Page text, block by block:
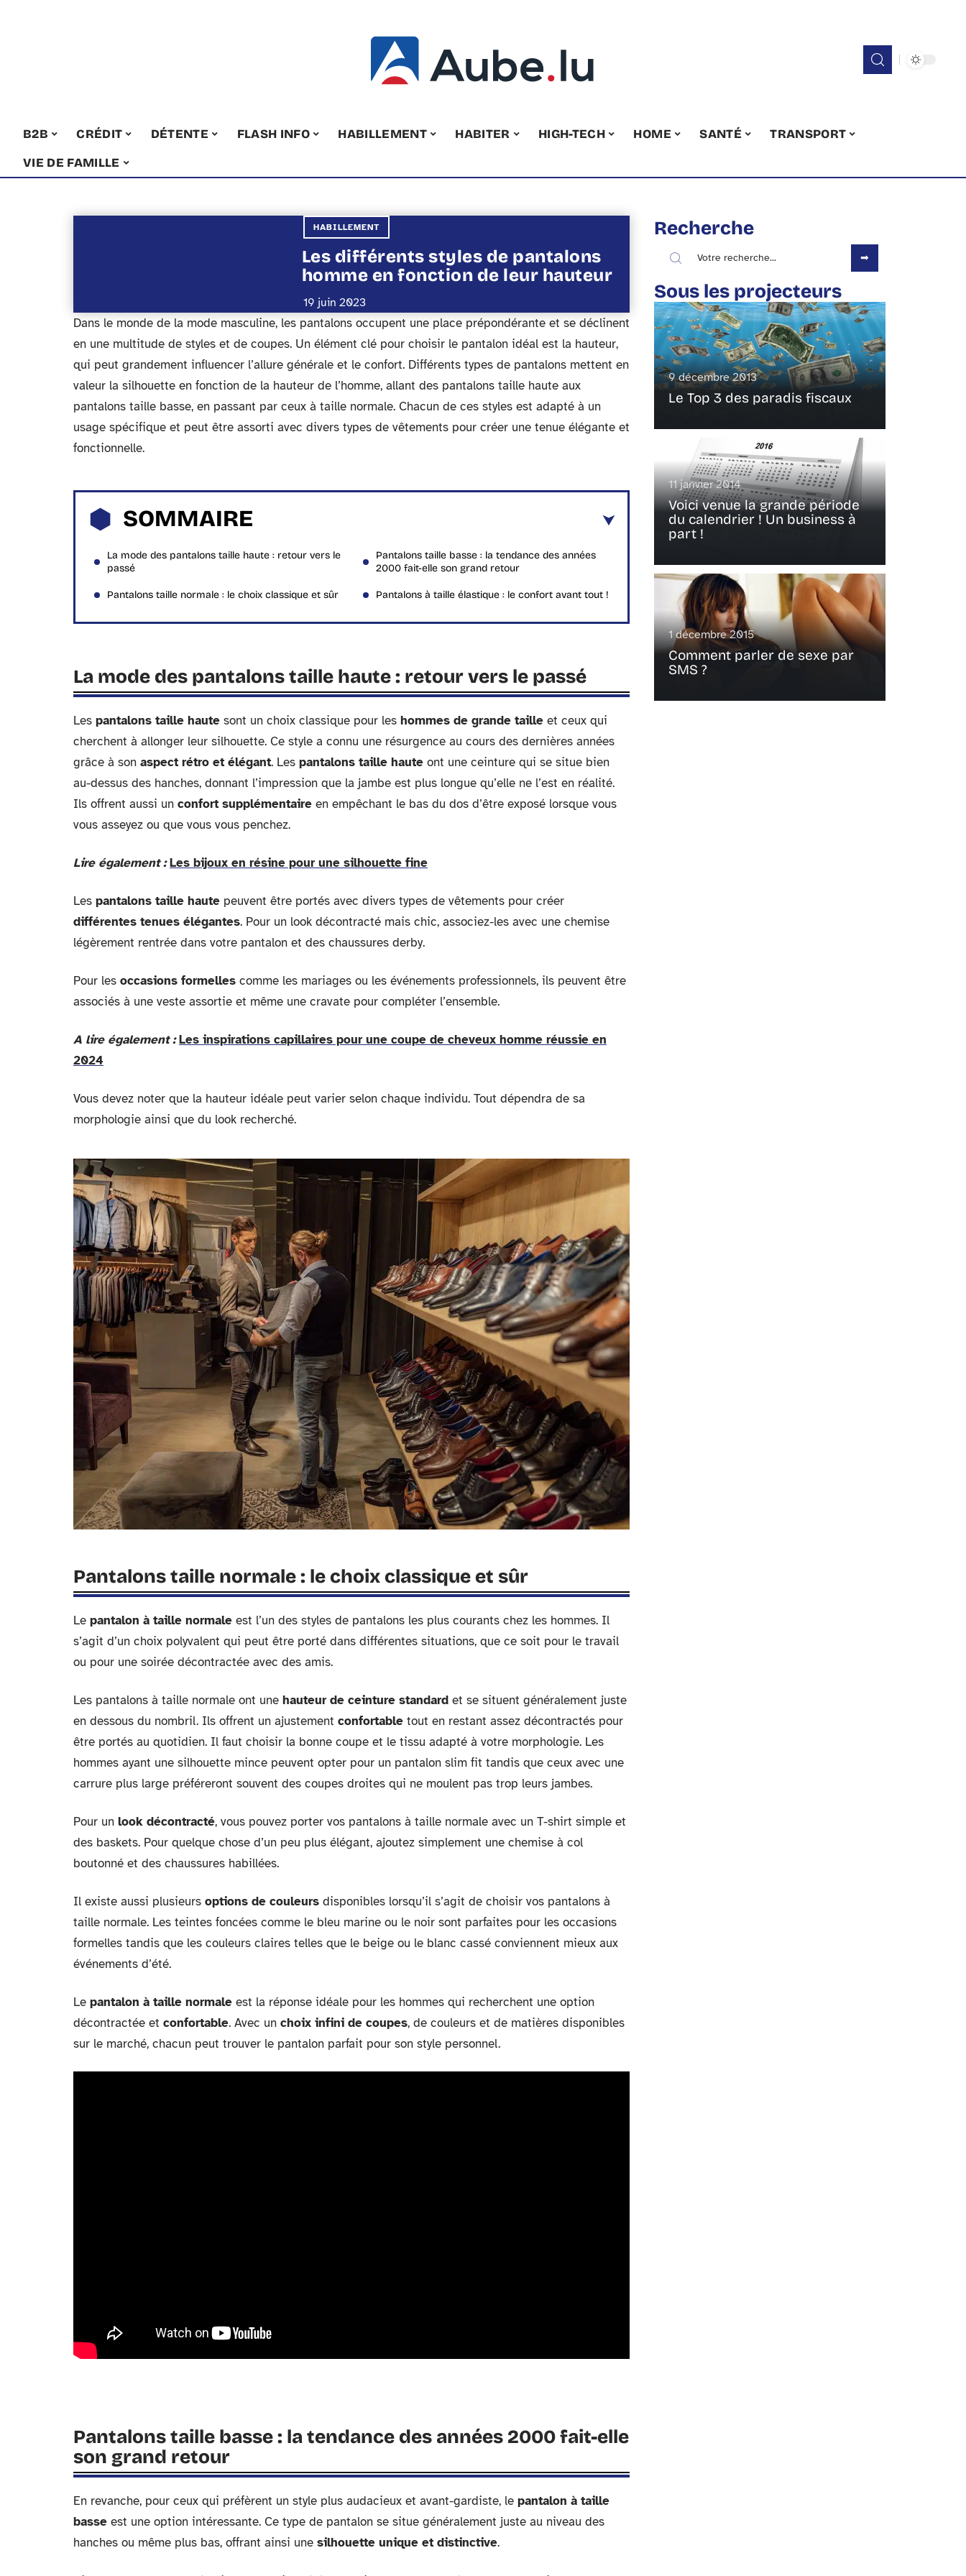
B2B CRÉDIT DÉTENTE FLASH INFO HABILLEMENT HABITER HIGH-TECH HOME SANTÉ
TRANSPORT
VIE DE FAMILLE
HABILLEMENT
Les différents styles de pantalons
homme en fonction de leur hauteur
19 juin 2023
Dans le monde de la mode masculine, les pantalons occupent une place prépondérante et se déclinent
en une multitude de styles et de coupes. Un élément clé pour choisir le pantalon idéal est la hauteur,
qui peut grandement influencer l’allure générale et le confort. Différents types de pantalons mettent en
valeur la silhouette en fonction de la hauteur de l’homme, allant des pantalons taille haute aux
pantalons taille basse, en passant par ceux à taille normale. Chacun de ces styles est adapté à un
usage spécifique et peut être assorti avec divers types de vêtements pour créer une tenue élégante et
fonctionnelle.
SOMMAIRE
La mode des pantalons taille haute : retour vers le
passé
Pantalons taille normale : le choix classique et sûr
Pantalons taille basse : la tendance des années
2000 fait-elle son grand retour
Pantalons à taille élastique : le confort avant tout !
La mode des pantalons taille haute : retour vers le passé
Les pantalons taille haute sont un choix classique pour les hommes de grande taille et ceux qui
cherchent à allonger leur silhouette. Ce style a connu une résurgence au cours des dernières années
grâce à son aspect rétro et élégant. Les pantalons taille haute ont une ceinture qui se situe bien
au-dessus des hanches, donnant l’impression que la jambe est plus longue qu’elle ne l’est en réalité.
Ils offrent aussi un confort supplémentaire en empêchant le bas du dos d’être exposé lorsque vous
vous asseyez ou que vous vous penchez.
Lire également : Les bijoux en résine pour une silhouette fine
Les pantalons taille haute peuvent être portés avec divers types de vêtements pour créer
différentes tenues élégantes. Pour un look décontracté mais chic, associez-les avec une chemise
légèrement rentrée dans votre pantalon et des chaussures derby.
Pour les occasions formelles comme les mariages ou les événements professionnels, ils peuvent être
associés à une veste assortie et même une cravate pour compléter l’ensemble.
A lire également : Les inspirations capillaires pour une coupe de cheveux homme réussie en
2024
Vous devez noter que la hauteur idéale peut varier selon chaque individu. Tout dépendra de sa
morphologie ainsi que du look recherché.
Pantalons taille normale : le choix classique et sûr
Le pantalon à taille normale est l’un des styles de pantalons les plus courants chez les hommes. Il
s’agit d’un choix polyvalent qui peut être porté dans différentes situations, que ce soit pour le travail
ou pour une soirée décontractée avec des amis.
Les pantalons à taille normale ont une hauteur de ceinture standard et se situent généralement juste
en dessous du nombril. Ils offrent un ajustement confortable tout en restant assez décontractés pour
être portés au quotidien. Il faut choisir la bonne coupe et le tissu adapté à votre morphologie. Les
hommes ayant une silhouette mince peuvent opter pour un pantalon slim fit tandis que ceux avec une
carrure plus large préféreront souvent des coupes droites qui ne moulent pas trop leurs jambes.
Pour un look décontracté, vous pouvez porter vos pantalons à taille normale avec un T-shirt simple et
des baskets. Pour quelque chose d’un peu plus élégant, ajoutez simplement une chemise à col
boutonné et des chaussures habillées.
Il existe aussi plusieurs options de couleurs disponibles lorsqu’il s’agit de choisir vos pantalons à
taille normale. Les teintes foncées comme le bleu marine ou le noir sont parfaites pour les occasions
formelles tandis que les couleurs claires telles que le beige ou le blanc cassé conviennent mieux aux
événements d’été.
Le pantalon à taille normale est la réponse idéale pour les hommes qui recherchent une option
décontractée et confortable. Avec un choix infini de coupes, de couleurs et de matières disponibles
sur le marché, chacun peut trouver le pantalon parfait pour son style personnel.
Pantalons taille basse : la tendance des années 2000 fait-elle
son grand retour
En revanche, pour ceux qui préfèrent un style plus audacieux et avant-gardiste, le pantalon à taille
basse est une option intéressante. Ce type de pantalon se situe généralement juste au niveau des
hanches ou même plus bas, offrant ainsi une silhouette unique et distinctive.
Recherche
Sous les projecteurs
9 décembre 2013
Le Top 3 des paradis fiscaux
11 janvier 2014
Voici venue la grande période
du calendrier ! Un business à
part !
1 décembre 2015
Comment parler de sexe par
SMS ?